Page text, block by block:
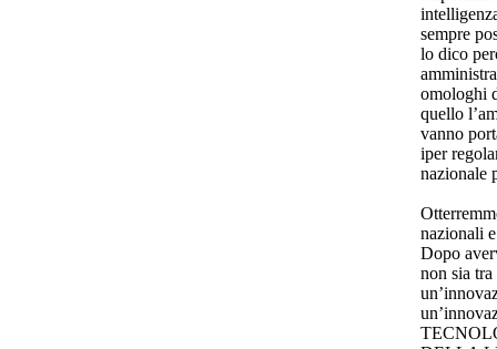
sempre
lo dico
omologhi
quello
vanno
iper
nazionale
nazionali
Dopo
non sia